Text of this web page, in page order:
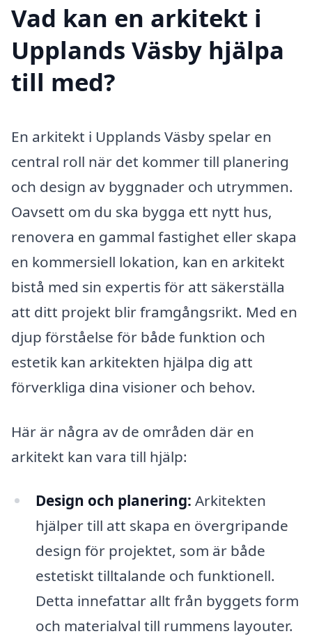
Vad kan en arkitekt i
Upplands Väsby hjälpa
till med?
En arkitekt i Upplands Väsby spelar en
central roll när det kommer till planering
och design av byggnader och utrymmen.
Oavsett om du ska bygga ett nytt hus,
renovera en gammal fastighet eller skapa
en kommersiell lokation, kan en arkitekt
bistå med sin expertis för att säkerställa
att ditt projekt blir framgångsrikt. Med en
djup förståelse för både funktion och
estetik kan arkitekten hjälpa dig att
förverkliga dina visioner och behov.
Här är några av de områden där en
arkitekt kan vara till hjälp:
Design och planering: Arkitekten
hjälper till att skapa en övergripande
design för projektet, som är både
estetiskt tilltalande och funktionell.
Detta innefattar allt från byggets form
och materialval till rummens layouter.